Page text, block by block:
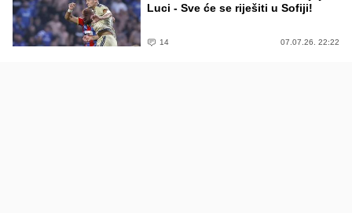
Luci - Sve će se riješiti u Sofiji!
14 07.07.26. 22:22